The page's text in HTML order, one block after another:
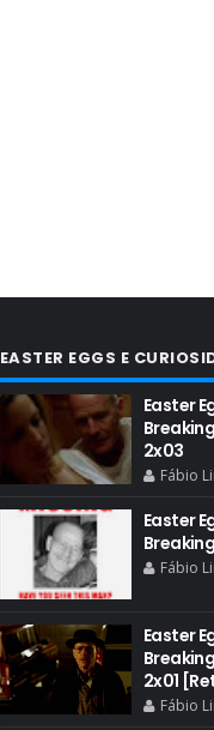
EASTER EGGS E
Easter
2x03
Fábio
Easter
Fábio
Easter
2x01
Fábio